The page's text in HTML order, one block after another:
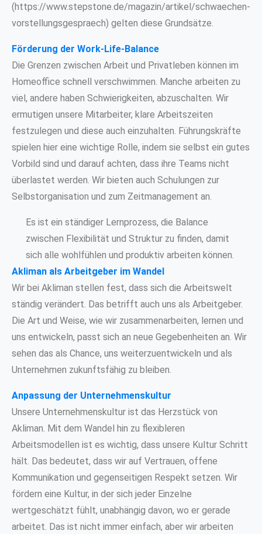
(https://www.stepstone.de/magazin/artikel/schwaechen-
vorstellungsgespraech) gelten diese Grundsätze.
Förderung der Work-Life-Balance
Die Grenzen zwischen Arbeit und Privatleben können im
Homeoffice schnell verschwimmen. Manche arbeiten zu
viel, andere haben Schwierigkeiten, abzuschalten. Wir
ermutigen unsere Mitarbeiter, klare Arbeitszeiten
festzulegen und diese auch einzuhalten. Führungskräfte
spielen hier eine wichtige Rolle, indem sie selbst ein gutes
Vorbild sind und darauf achten, dass ihre Teams nicht
überlastet werden. Wir bieten auch Schulungen zur
Selbstorganisation und zum Zeitmanagement an.
Es ist ein ständiger Lernprozess, die Balance
zwischen Flexibilität und Struktur zu finden, damit
sich alle wohlfühlen und produktiv arbeiten können.
Akliman als Arbeitgeber im Wandel
Wir bei Akliman stellen fest, dass sich die Arbeitswelt
ständig verändert. Das betrifft auch uns als Arbeitgeber.
Die Art und Weise, wie wir zusammenarbeiten, lernen und
uns entwickeln, passt sich an neue Gegebenheiten an. Wir
sehen das als Chance, uns weiterzuentwickeln und als
Unternehmen zukunftsfähig zu bleiben.
Anpassung der Unternehmenskultur
Unsere Unternehmenskultur ist das Herzstück von
Akliman. Mit dem Wandel hin zu flexibleren
Arbeitsmodellen ist es wichtig, dass unsere Kultur Schritt
hält. Das bedeutet, dass wir auf Vertrauen, offene
Kommunikation und gegenseitigen Respekt setzen. Wir
fördern eine Kultur, in der sich jeder Einzelne
wertgeschätzt fühlt, unabhängig davon, wo er gerade
arbeitet. Das ist nicht immer einfach, aber wir arbeiten